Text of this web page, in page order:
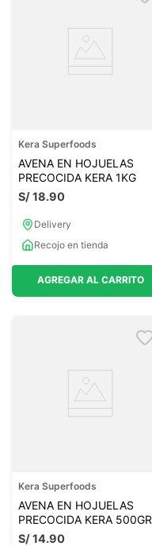
Kera Superfoods
AVENA EN HOJUELAS
PRECOCIDA KERA 1KG
S/18.90
Delivery
Recojo en tienda
AGREGAR AL CARRITO
Kera Superfoods
AVENA EN HOJUELAS
PRECOCIDA KERA 500GR
S/14.90